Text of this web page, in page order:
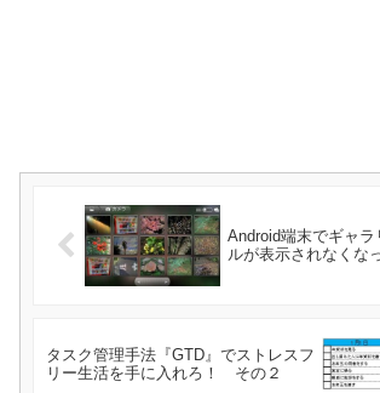
Android端末でギャラ
ルが表示されなくな
タスク管理手法『GTD』でストレスフ
リー生活を手に入れろ！ その２